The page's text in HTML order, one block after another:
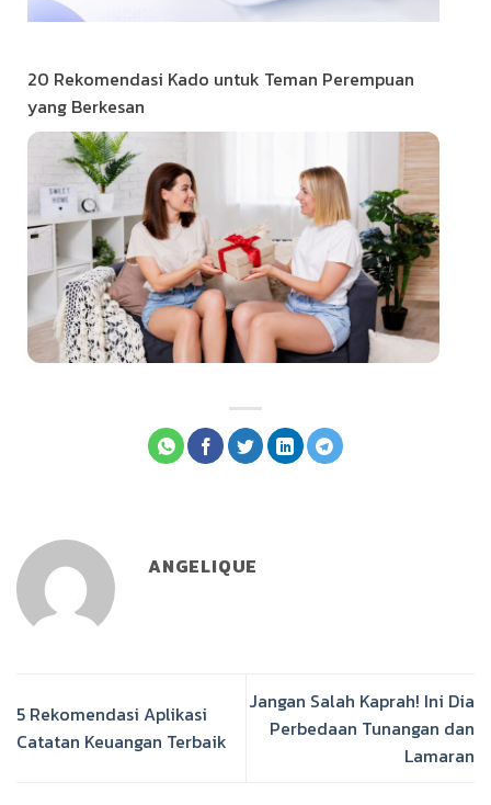
20 Rekomendasi Kado untuk Teman Perempuan
yang Berkesan
ANGELIQUE
5 Rekomendasi Aplikasi
Catatan Keuangan Terbaik
Jangan Salah Kaprah! Ini Dia
Perbedaan Tunangan dan
Lamaran